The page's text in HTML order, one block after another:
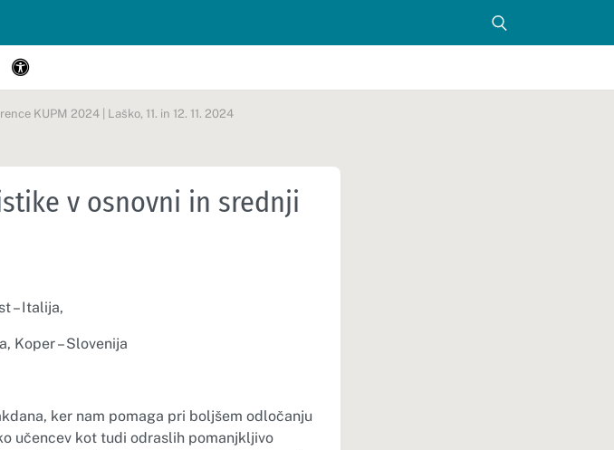
KUPM 2024 | Laško, 11. in 12. 11. 2024
v osnovni in srednji
– Italija,
Koper – Slovenija
ker nam pomaga pri boljšem odločanju
učencev kot tudi odraslih pomanjkljivo